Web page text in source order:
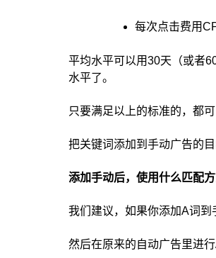
每次点击费用
平均水平可以用30天（或者
水平了。
只要满足以上的标准的，都可
把关键词添加到手动广告的
添加手动后，使用什么匹配方
我们建议，如果你添加A词到
然后在原来的自动广告里进行